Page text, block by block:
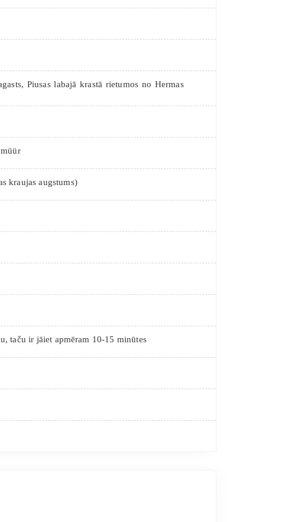
Piusas labajā krastā rietumos no Hermas
kraujas augstums)
taču ir jāiet apmēram 10-15 minūtes